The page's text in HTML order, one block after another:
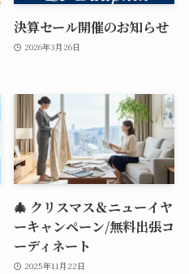
決算セール開催のお知らせ
2026年3月26日
🎄 クリスマス＆ニューイヤ
ーキャンペーン/無料出張コ
ーディネート
2025年11月22日